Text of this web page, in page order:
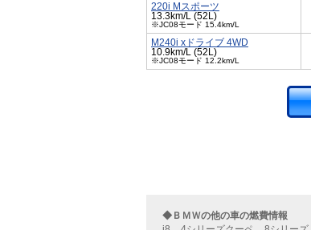
220i Mスポーツ
13.3km/L (52L)
※JC08モード 15.4km/L
M240i xドライブ 4WD
10.9km/L (52L)
※JC08モード 12.2km/L
◆ＢＭＷの他の車の燃費情報